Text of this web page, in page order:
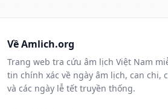
Về Amlich.org
Trang web tra cứu âm lịch Việt Nam
tin chính xác về ngày âm lịch, can chi,
và các ngày lễ tết truyền thống.